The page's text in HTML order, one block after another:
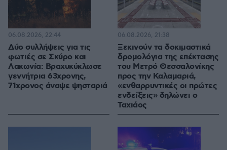
Δύο συλλήψεις για τις
φωτιές σε Σκύρο και
Λακωνία: Βραχυκύκλωσε
γεννήτρια 63χρονης,
71χρονος άναψε ψησταριά
06.08.2026, 22:44
Ξεκινούν τα δοκιμαστικά
δρομολόγια της επέκτασης
του Μετρό Θεσσαλονίκης
προς την Καλαμαριά,
«ενθαρρυντικές οι πρώτες
ενδείξεις» δηλώνει ο
Ταχιάος
06.08.2026, 21:38